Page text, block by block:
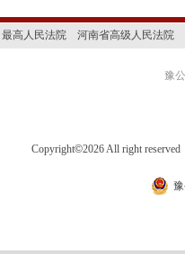
最高人民法院 河南省高级人民法院
豫
Copyright©2026 All right